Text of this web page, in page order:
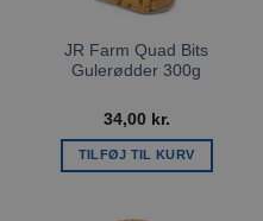
JR Farm Quad Bits
Gulerødder 300g
34,00 kr.
TILFØJ TIL KURV